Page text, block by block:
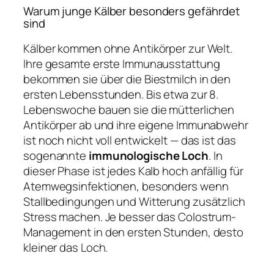
Warum junge Kälber besonders gefährdet
sind
Kälber kommen ohne Antikörper zur Welt.
Ihre gesamte erste Immunausstattung
bekommen sie über die Biestmilch in den
ersten Lebensstunden. Bis etwa zur 8.
Lebenswoche bauen sie die mütterlichen
Antikörper ab und ihre eigene Immunabwehr
ist noch nicht voll entwickelt — das ist das
sogenannte immunologische Loch. In
dieser Phase ist jedes Kalb hoch anfällig für
Atemwegsinfektionen, besonders wenn
Stallbedingungen und Witterung zusätzlich
Stress machen. Je besser das Colostrum-
Management in den ersten Stunden, desto
kleiner das Loch.